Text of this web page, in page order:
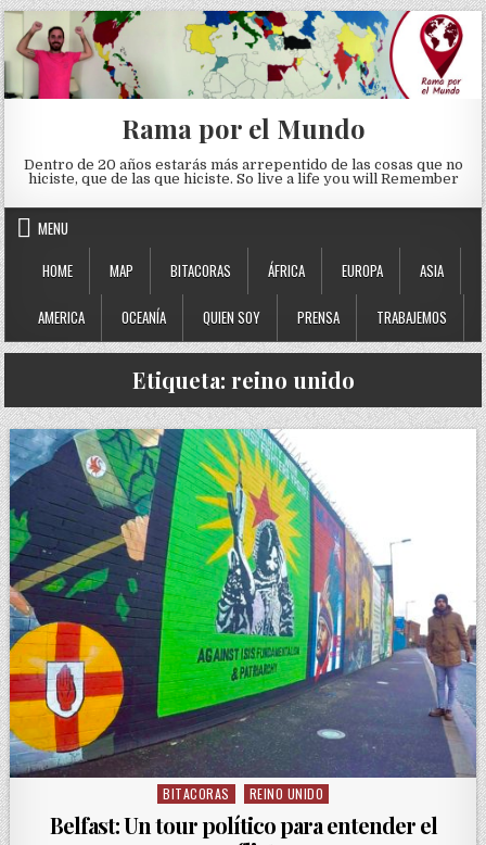
Skip to content
Rama por el Mundo
Dentro de 20 años estarás más arrepentido de las cosas que no
hiciste, que de las que hiciste. So live a life you will Remember
MENU
HOME
MAP BITACORAS ÁFRICA EUROPA ASIA
AMERICA OCEANÍA QUIEN SOY PRENSA TRABAJEMOS
Etiqueta: reino unido
Posted in
BITACORAS REINO UNIDO
Belfast: Un tour político para entender el